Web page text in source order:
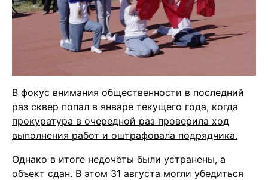
В фокус внимания общественности в последний
раз сквер попал в январе текущего года, когда
прокуратура в очередной раз проверила ход
выполнения работ и оштрафовала подрядчика.
Однако в итоге недочёты были устранены, а
объект сдан. В этом 31 августа могли убедиться